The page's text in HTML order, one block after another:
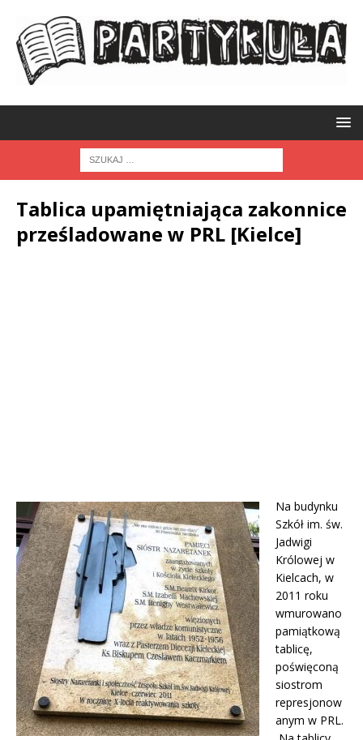
Tablica upamiętniająca zakonnice
prześladowane w PRL [Kielce]
Na budynku
Szkół im. św.
Jadwigi
Królowej w
Kielcach, w
2011 roku
wmurowano
pamiątkową
tablicę,
poświęconą
siostrom
represjonow
anym w PRL.